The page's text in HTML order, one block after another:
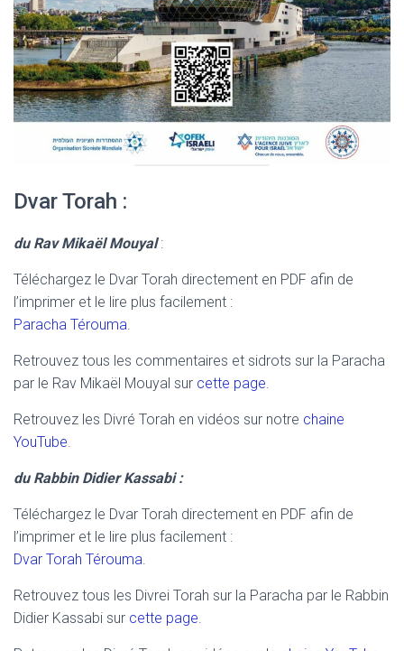
Dvar Torah :
du Rav Mikaël Mouyal:
Téléchargez le Dvar Torah directement en PDF afin de
l’imprimer et le lire plus facilement :
Paracha Térouma.
Retrouvez tous les commentaires et sidrots sur la Paracha
par le Rav Mikaël Mouyal sur cette page.
Retrouvez les Divré Torah en vidéos sur notre chaine
YouTube.
du Rabbin Didier Kassabi :
Téléchargez le Dvar Torah directement en PDF afin de
l’imprimer et le lire plus facilement :
Dvar Torah Térouma.
Retrouvez tous les Divrei Torah sur la Paracha par le Rabbin
Didier Kassabi sur cette page.